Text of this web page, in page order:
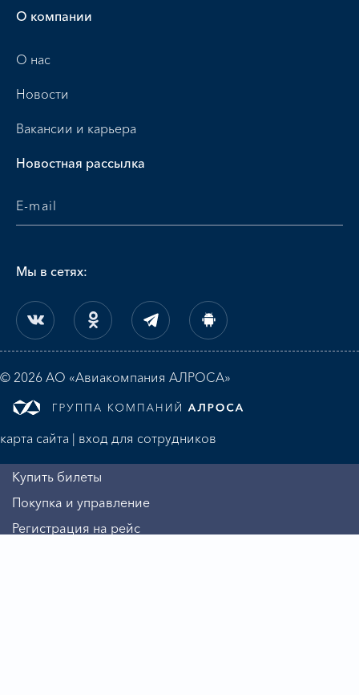
О компании
О нас
Новости
Вакансии и карьера
Новостная рассылка
Мы в сетях:
© 2026 АО «Авиакомпания АЛРОСА»
карта сайта | вход для сотрудников
Купить билеты
Покупка и управление
Регистрация на рейс